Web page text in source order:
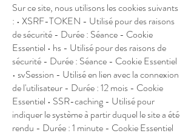
Sur ce site, nous utilisons les cookies suivants
: • XSRF-TOKEN - Utilisé pour des raisons
de sécurité - Durée : Séance - Cookie
Essentiel • hs - Utilisé pour des raisons de
sécurité - Durée : Séance - Cookie Essentiel
• svSession - Utilisé en lien avec la connexion
de l'utilisateur - Durée : 12 mois - Cookie
Essentiel • SSR-caching - Utilisé pour
indiquer le système à partir duquel le site a été
rendu - Durée : 1 minute - Cookie Essentiel